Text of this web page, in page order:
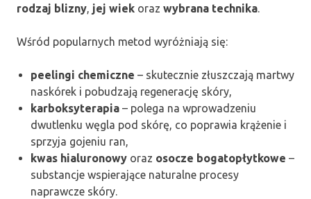
rodzaj blizny, jej wiek oraz wybrana technika.
Wśród popularnych metod wyróżniają się:
peelingi chemiczne – skutecznie złuszczają martwy
naskórek i pobudzają regenerację skóry,
karboksyterapia – polega na wprowadzeniu
dwutlenku węgla pod skórę, co poprawia krążenie i
sprzyja gojeniu ran,
kwas hialuronowy oraz osocze bogatopłytkowe –
substancje wspierające naturalne procesy
naprawcze skóry.